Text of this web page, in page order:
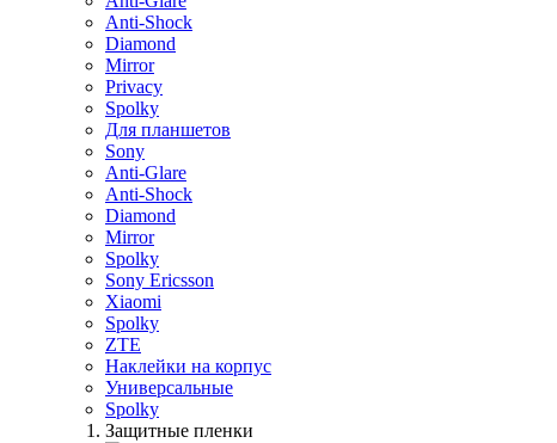
Anti-Shock
Diamond
Mirror
Privacy
Spolky
Для планшетов
Sony
Anti-Glare
Anti-Shock
Diamond
Mirror
Spolky
Sony Ericsson
Xiaomi
Spolky
ZTE
Наклейки на корпус
Универсальные
Spolky
Защитные пленки